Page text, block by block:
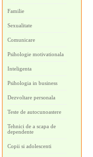
Familie
Sexualitate
Comunicare
Psihologie motivationala
Inteligenta
Psihologia in business
Dezvoltare personala
Teste de autocunoastere
Tehnici de a scapa de
dependente
Copii si adolescenti